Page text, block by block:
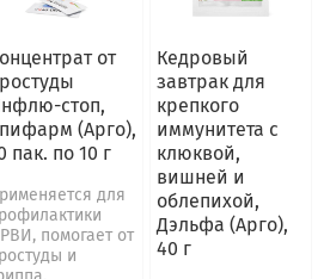
от
стоп,
(Арго),
пак. по 10 г
для
помогает от
и
Кедровый
завтрак для
крепкого
иммунитета с
клюквой,
вишней и
облепихой,
Дэльфа (Арго),
40 г